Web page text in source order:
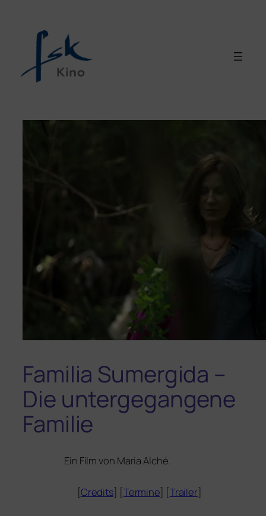
Familia Sumergida –
Die untergegangene
Familie
Ein Film von Maria Alché.
[Credits] [Termine] [Trailer]